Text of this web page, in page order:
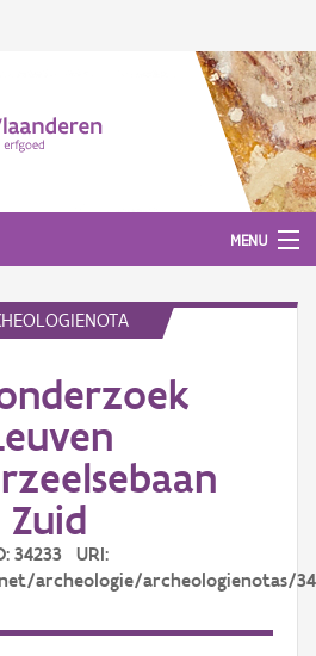
MENU
Zuid
34233 URI:
archeologie/archeologienotas/